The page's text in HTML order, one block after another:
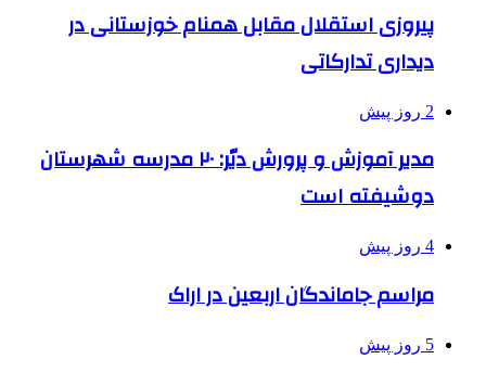
پیروزی استقلال مقابل همنام خوزستانی در
دیداری تدارکاتی
2 روز پیش
مدیر آموزش و پرورش دیّر: ۲۰ مدرسه شهرستان
دوشیفته است
4 روز پیش
مراسم جاماندگان اربعین در اراک
5 روز پیش